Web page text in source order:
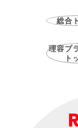
総合
理容プ
ト